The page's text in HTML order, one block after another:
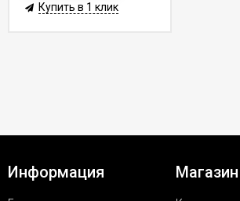
Купить в 1 клик
Информация Магазин